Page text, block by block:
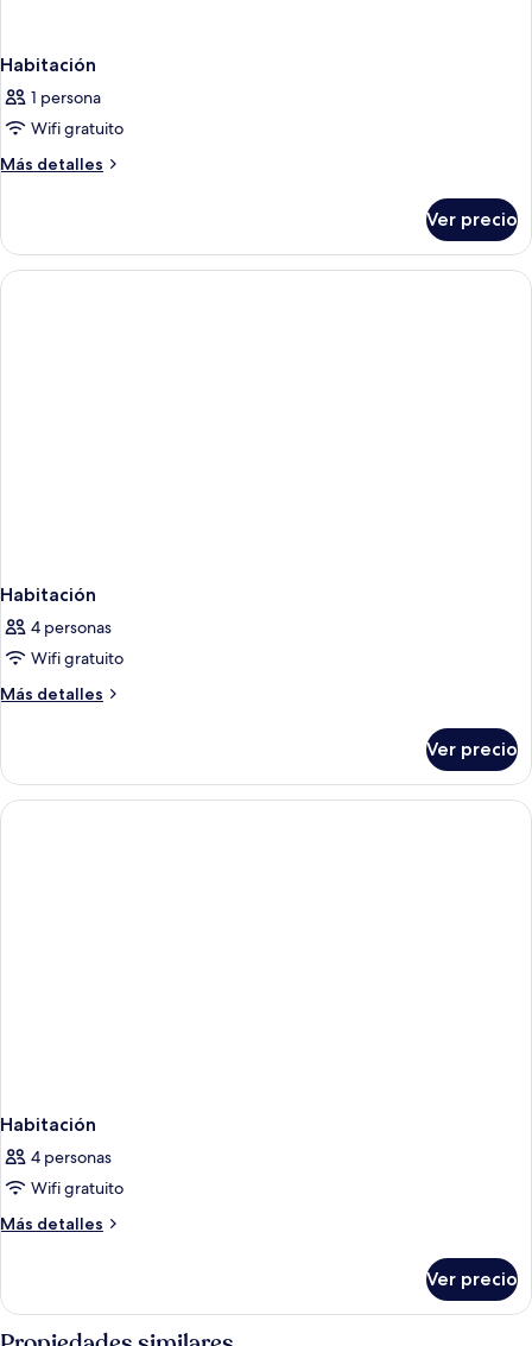
Habitación
1 persona
Wifi gratuito
Más detalles
Más
Ver precio
Habitación
4 personas
Wifi gratuito
Más detalles
Más
Ver precio
Habitación
4 personas
Wifi gratuito
Más detalles
Más
Ver precio